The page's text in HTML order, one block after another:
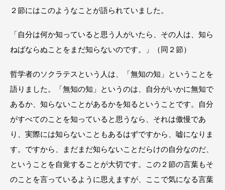
２節にはこのようなことが語られていました。
「自分は何か知っていると思う人がいたら、その人は、知ら
ねばならぬことをまだ知らないのです。」（同２節）
哲学者のソクラテスという人は、「無知の知」ということを
語りました。「無知の知」というのは、自分がいかに無知で
あるか、知らないことがあるかを知るということです。自分
がすべてのことを知っていると思うなら、それは傲慢であ
り、実際には知らないこともあるはずですから、嘘になりま
す。ですから、まだまだ知らないことだらけの自分なのだ、
ということを自覚することが大切です。この２節の言葉もそ
のことを言っているように思えますが、ここで気になる言葉